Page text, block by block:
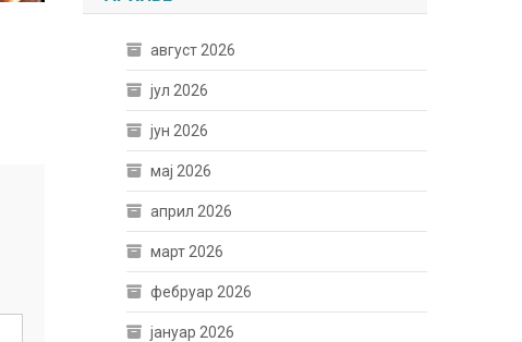
август 2026
јул 2026
јун 2026
мај 2026
април 2026
март 2026
фебруар 2026
јануар 2026